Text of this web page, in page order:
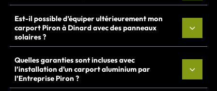
Est-il possible d’équiper ultérieurement mon
carport Piron à Dinard avec des panneaux
solaires ?
Quelles garanties sont incluses avec
l’installation d’un carport aluminium par
l’Entreprise Piron ?